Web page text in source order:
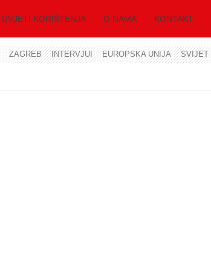
UVJETI KORIŠTENJA O NAMA KONTAKT
ZAGREB INTERVJUI EUROPSKA UNIJA SVIJET